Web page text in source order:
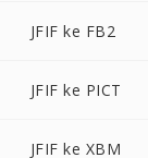
JFIF ke FB2
JFIF ke PICT
JFIF ke XBM